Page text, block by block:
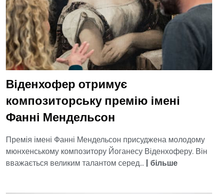
Віденхофер отримує
композиторську премію імені
Фанні Мендельсон
Премія імені Фанні Мендельсон присуджена молодому
мюнхенському композитору Йоганесу Віденхоферу. Він
вважається великим талантом серед... | більше